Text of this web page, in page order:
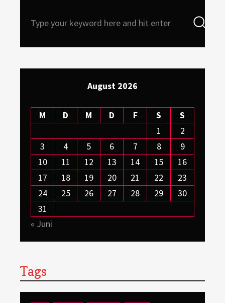
for:
August 2026
M D M D F S
S
1
2
3
4 5 6 7 8
9
10
11 12 13 14 15
16
17
18 19 20 21 22
23
24
25 26 27 28 29
30
31
« Juni
Tags